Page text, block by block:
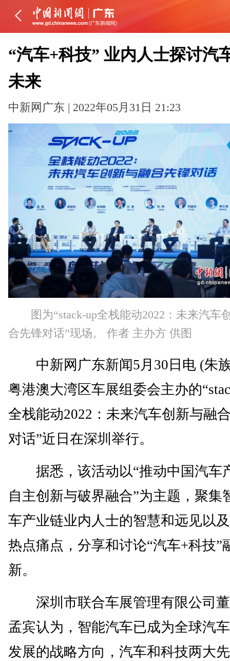
“汽车+科技” 业内人士探讨汽
未来
中新网广东 | 2022年05月31日 21:23
图为“stack-up全栈能动2022：未来汽车
合先锋对话”现场。 作者 主办方 供图
中新网广东新闻5月30日电 (朱
粤港澳大湾区车展组委会主办的
全栈能动2022：未来汽车创新与融
对话”近日在深圳举行。
据悉，该活动以“推动中国汽车
自主创新与破界融合”为主题，聚集
车产业链业内人士的智慧和远见以
热点痛点，分享和讨论“汽车+科技”
新。
深圳市联合车展管理有限公司
孟宾认为，智能汽车已成为全球汽
发展的战略方向，汽车和科技两大